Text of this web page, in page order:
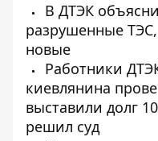
В ДТЭК
разрушенные
новые
Работники
киевлянина
выставили долг
решил суд